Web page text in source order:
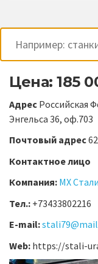
Цена: 185
Адрес Российская
Энгельса 36, оф.703
Почтовый адрес
Контактное лицо
Компания: МХ
Тел.: +73433802216
E-mail:
Web: https://stali-